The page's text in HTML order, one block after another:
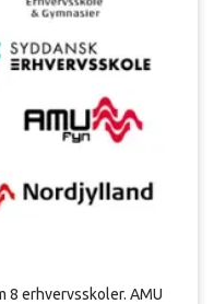
8 erhvervsskoler. AMU